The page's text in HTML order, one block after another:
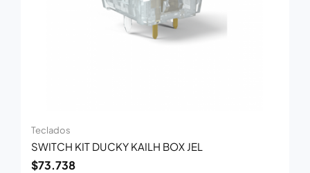
Teclados
SWITCH KIT DUCKY KAILH BOX JEL
$73.738